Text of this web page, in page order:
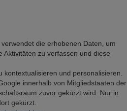
die erhobenen Daten, um
zu verfassen und diese
und personalisieren.
innerhalb von Mitgliedstaaten der
zuvor gekürzt wird. Nur in
gekürzt.